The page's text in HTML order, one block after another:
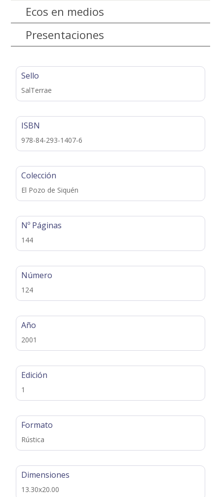
Ecos en medios
Presentaciones
Sello
SalTerrae
ISBN
978-84-293-1407-6
Colección
El Pozo de Siquén
Nº Páginas
144
Número
124
Año
2001
Edición
1
Formato
Rústica
Dimensiones
13.30x20.00